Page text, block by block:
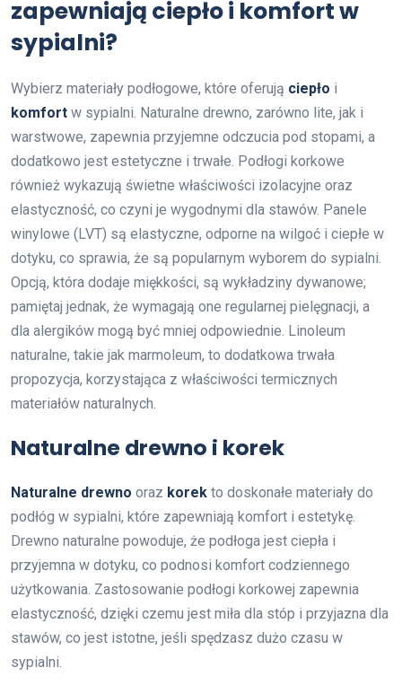
zapewniają ciepło i komfort w
sypialni?
Wybierz materiały podłogowe, które oferują ciepło i
komfort w sypialni. Naturalne drewno, zarówno lite, jak i
warstwowe, zapewnia przyjemne odczucia pod stopami, a
dodatkowo jest estetyczne i trwałe. Podłogi korkowe
również wykazują świetne właściwości izolacyjne oraz
elastyczność, co czyni je wygodnymi dla stawów. Panele
winylowe (LVT) są elastyczne, odporne na wilgoć i ciepłe w
dotyku, co sprawia, że są popularnym wyborem do sypialni.
Opcją, która dodaje miękkości, są wykładziny dywanowe;
pamiętaj jednak, że wymagają one regularnej pielęgnacji, a
dla alergików mogą być mniej odpowiednie. Linoleum
naturalne, takie jak marmoleum, to dodatkowa trwała
propozycja, korzystająca z właściwości termicznych
materiałów naturalnych.
Naturalne drewno i korek
Naturalne drewno oraz korek to doskonałe materiały do
podłóg w sypialni, które zapewniają komfort i estetykę.
Drewno naturalne powoduje, że podłoga jest ciepła i
przyjemna w dotyku, co podnosi komfort codziennego
użytkowania. Zastosowanie podłogi korkowej zapewnia
elastyczność, dzięki czemu jest miła dla stóp i przyjazna dla
stawów, co jest istotne, jeśli spędzasz dużo czasu w
sypialni.